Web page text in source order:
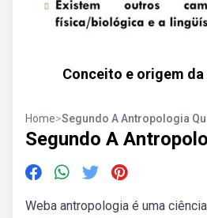
Conceito e origem
Home>Segundo A Antropologia
Segundo A
Weba antropologia é uma